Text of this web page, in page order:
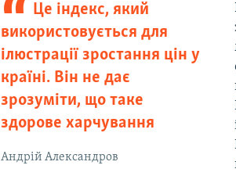
Це індекс, який
використовується для
ілюстрації зростання цін у
країні. Він не дає
зрозуміти, що таке
здорове харчування
Андрій Александров